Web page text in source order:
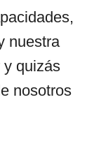
nuestra
y quizás
nosotros